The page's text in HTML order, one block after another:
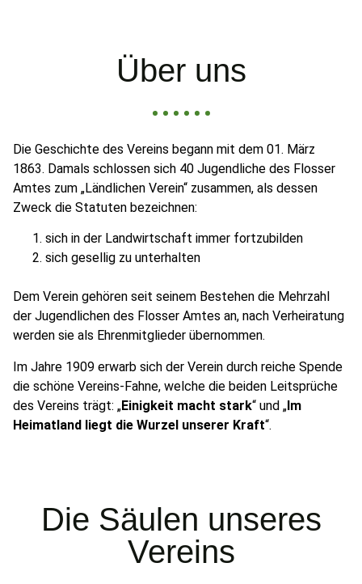
Über uns
Die Geschichte des Vereins begann mit dem 01. März
1863. Damals schlossen sich 40 Jugendliche des Flosser
Amtes zum „Ländlichen Verein“ zusammen, als dessen
Zweck die Statuten bezeichnen:
sich in der Landwirtschaft immer fortzubilden
sich gesellig zu unterhalten
Dem Verein gehören seit seinem Bestehen die Mehrzahl
der Jugendlichen des Flosser Amtes an, nach Verheiratung
werden sie als Ehrenmitglieder übernommen.
Im Jahre 1909 erwarb sich der Verein durch reiche Spende
die schöne Vereins-Fahne, welche die beiden Leitsprüche
des Vereins trägt: „Einigkeit macht stark“ und „Im
Heimatland liegt die Wurzel unserer Kraft“.
Die Säulen unseres
Vereins